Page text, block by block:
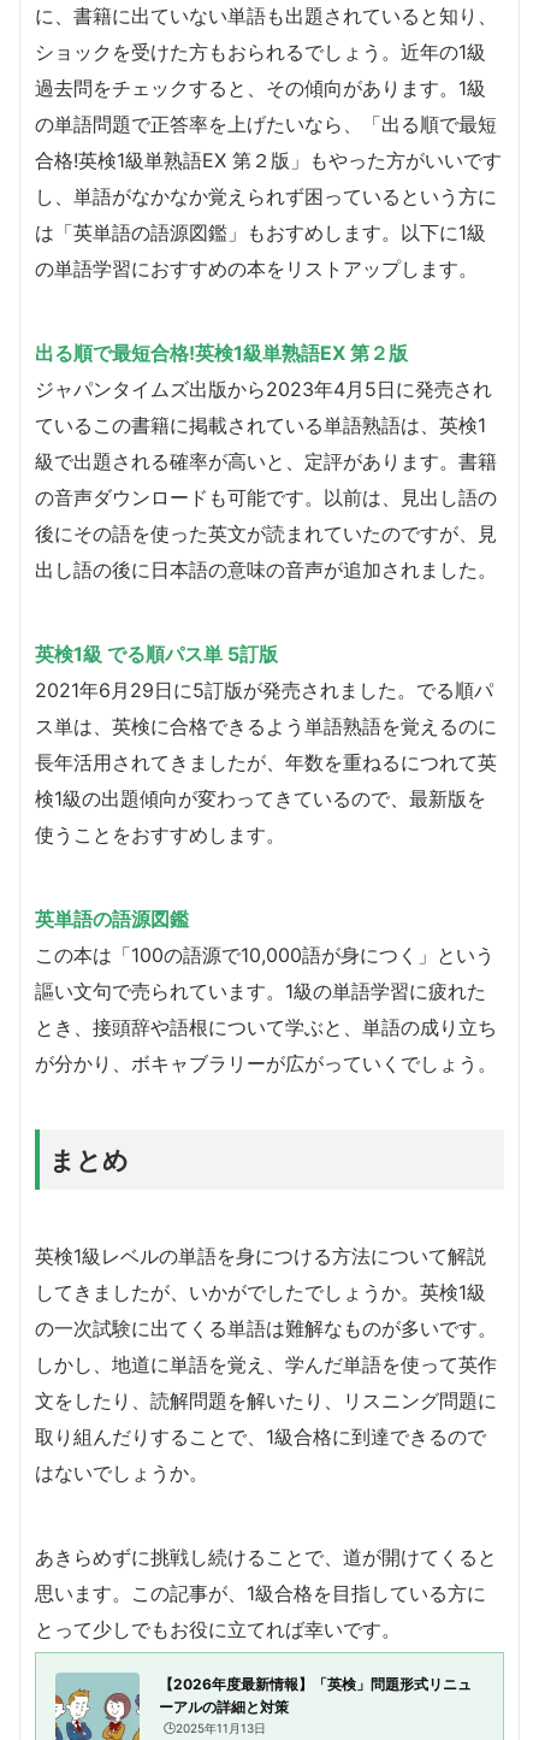
に、書籍に出ていない単語も出題されていると知り、
ショックを受けた方もおられるでしょう。近年の1級
過去問をチェックすると、その傾向があります。1級
の単語問題で正答率を上げたいなら、「出る順で最短
合格!英検1級単熟語EX 第２版」もやった方がいいです
し、単語がなかなか覚えられず困っているという方に
は「英単語の語源図鑑」もおすめします。以下に1級
の単語学習におすすめの本をリストアップします。
出る順で最短合格!英検1級単熟語EX 第２版
ジャパンタイムズ出版から2023年4月5日に発売され
ているこの書籍に掲載されている単語熟語は、英検1
級で出題される確率が高いと、定評があります。書籍
の音声ダウンロードも可能です。以前は、見出し語の
後にその語を使った英文が読まれていたのですが、見
出し語の後に日本語の意味の音声が追加されました。
英検1級 でる順パス単 5訂版
2021年6月29日に5訂版が発売されました。でる順パ
ス単は、英検に合格できるよう単語熟語を覚えるのに
長年活用されてきましたが、年数を重ねるにつれて英
検1級の出題傾向が変わってきているので、最新版を
使うことをおすすめします。
英単語の語源図鑑
この本は「100の語源で10,000語が身につく」という
謳い文句で売られています。1級の単語学習に疲れた
とき、接頭辞や語根について学ぶと、単語の成り立ち
が分かり、ボキャブラリーが広がっていくでしょう。
まとめ
英検1級レベルの単語を身につける方法について解説
してきましたが、いかがでしたでしょうか。英検1級
の一次試験に出てくる単語は難解なものが多いです。
しかし、地道に単語を覚え、学んだ単語を使って英作
文をしたり、読解問題を解いたり、リスニング問題に
取り組んだりすることで、1級合格に到達できるので
はないでしょうか。
あきらめずに挑戦し続けることで、道が開けてくると
思います。この記事が、1級合格を目指している方に
とって少しでもお役に立てれば幸いです。
【2026年度最新情報】「英検」問題形式リニュ
ーアルの詳細と対策
🕒️2025年11月13日